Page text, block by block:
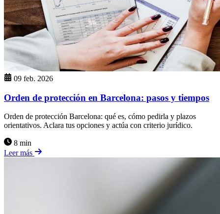
09 feb. 2026
Orden de protección en Barcelona: pasos y tiempos
Orden de protección Barcelona: qué es, cómo pedirla y plazos
orientativos. Aclara tus opciones y actúa con criterio jurídico.
8 min
Leer más